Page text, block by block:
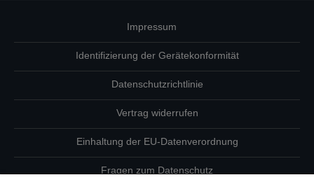
Impressum
Identifizierung der Gerätekonformität
Datenschutzrichtlinie
Vertrag widerrufen
Einhaltung der EU-Datenverordnung
Fragen zum Datenschutz